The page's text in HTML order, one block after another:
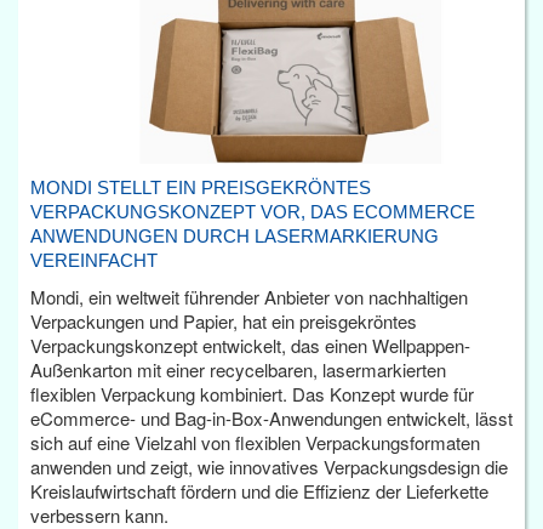
MONDI STELLT EIN PREISGEKRÖNTES
VERPACKUNGSKONZEPT VOR, DAS ECOMMERCE
ANWENDUNGEN DURCH LASERMARKIERUNG
VEREINFACHT
Mondi, ein weltweit führender Anbieter von nachhaltigen
Verpackungen und Papier, hat ein preisgekröntes
Verpackungskonzept entwickelt, das einen Wellpappen-
Außenkarton mit einer recycelbaren, lasermarkierten
flexiblen Verpackung kombiniert. Das Konzept wurde für
eCommerce- und Bag-in-Box-Anwendungen entwickelt, lässt
sich auf eine Vielzahl von flexiblen Verpackungsformaten
anwenden und zeigt, wie innovatives Verpackungsdesign die
Kreislaufwirtschaft fördern und die Effizienz der Lieferkette
verbessern kann.